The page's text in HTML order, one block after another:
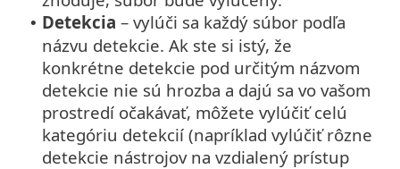
• Detekcia – vylúči sa každý súbor podľa
názvu detekcie. Ak ste si istý, že
konkrétne detekcie pod určitým názvom
detekcie nie sú hrozba a dajú sa vo vašom
prostredí očakávať, môžete vylúčiť celú
kategóriu detekcií (napríklad vylúčiť rôzne
detekcie nástrojov na vzdialený prístup